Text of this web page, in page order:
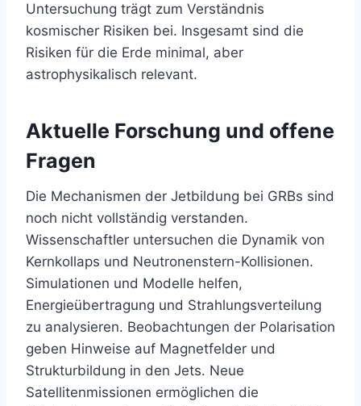
Untersuchung trägt zum Verständnis
kosmischer Risiken bei. Insgesamt sind die
Risiken für die Erde minimal, aber
astrophysikalisch relevant.
Aktuelle Forschung und offene
Fragen
Die Mechanismen der Jetbildung bei GRBs sind
noch nicht vollständig verstanden.
Wissenschaftler untersuchen die Dynamik von
Kernkollaps und Neutronenstern-Kollisionen.
Simulationen und Modelle helfen,
Energieübertragung und Strahlungsverteilung
zu analysieren. Beobachtungen der Polarisation
geben Hinweise auf Magnetfelder und
Strukturbildung in den Jets. Neue
Satellitenmissionen ermöglichen die